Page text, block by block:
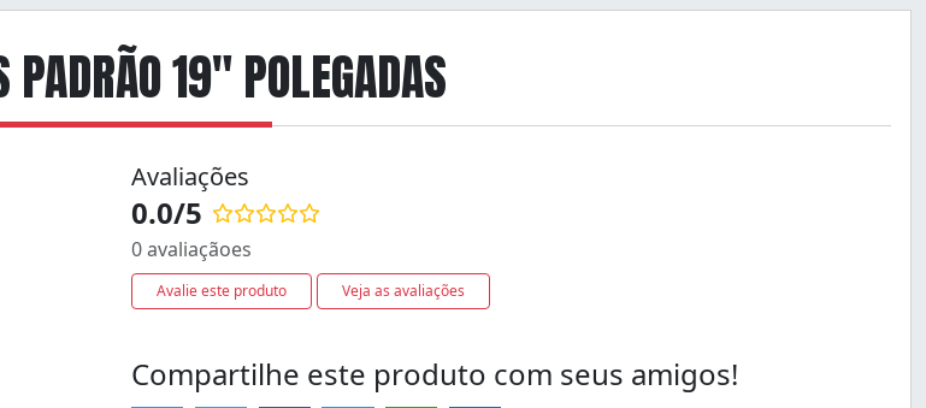
PADRÃO 19" POLEGADAS
Avaliações
0.0/5
0 avaliaçãoes
Avalie este produto Veja as avaliações
Compartilhe este produto com seus amigos!